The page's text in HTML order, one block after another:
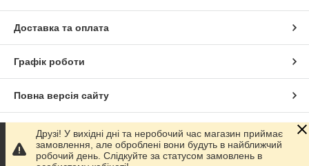
Доставка та оплата
Графік роботи
Повна версія сайту
Сайт створено на маркетплейсі Prom.ua
Політика конфіденційності
Друзі! У вихідні дні та неробочий час магазин приймає
замовлення, але оброблені вони будуть в найближчий
робочий день. Слідкуйте за статусом замовлень в